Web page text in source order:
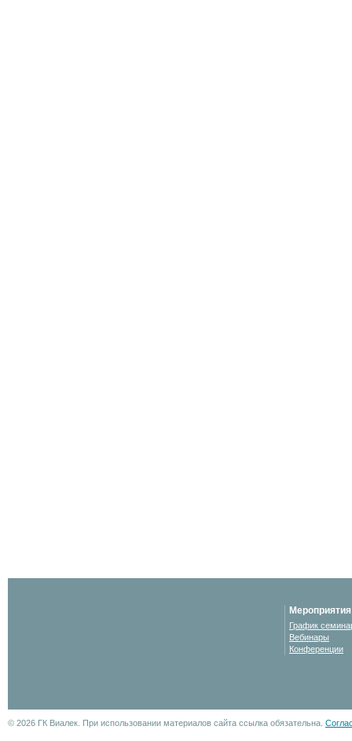
Мероприятия
График
Вебинары
Конференции
© 2026 ГК Виалек. При использовании материалов сайта ссылка обязательна.